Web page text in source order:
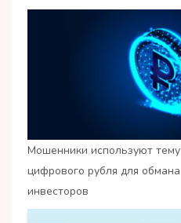
Мошенники используют тему
цифрового рубля для обмана
инвесторов